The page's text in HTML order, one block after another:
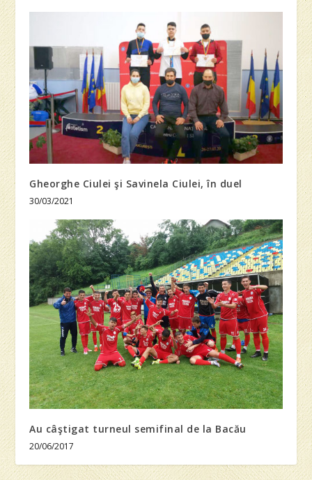
Gheorghe Ciulei şi Savinela Ciulei, în duel
30/03/2021
Au câştigat turneul semifinal de la Bacău
20/06/2017